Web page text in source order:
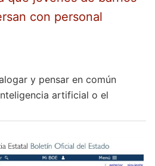
con personal
y pensar en común
artificial o el